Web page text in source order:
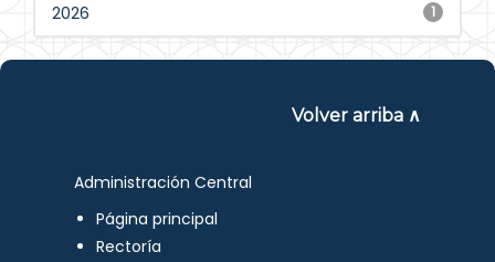
1
2026
Volver arriba ∧
Administración Central
Página principal
Rectoría